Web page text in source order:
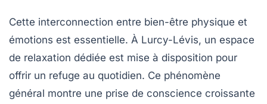
Cette interconnection entre bien-être physique et
émotions est essentielle. À Lurcy-Lévis, un espace
de relaxation dédiée est mise à disposition pour
offrir un refuge au quotidien. Ce phénomène
général montre une prise de conscience croissante